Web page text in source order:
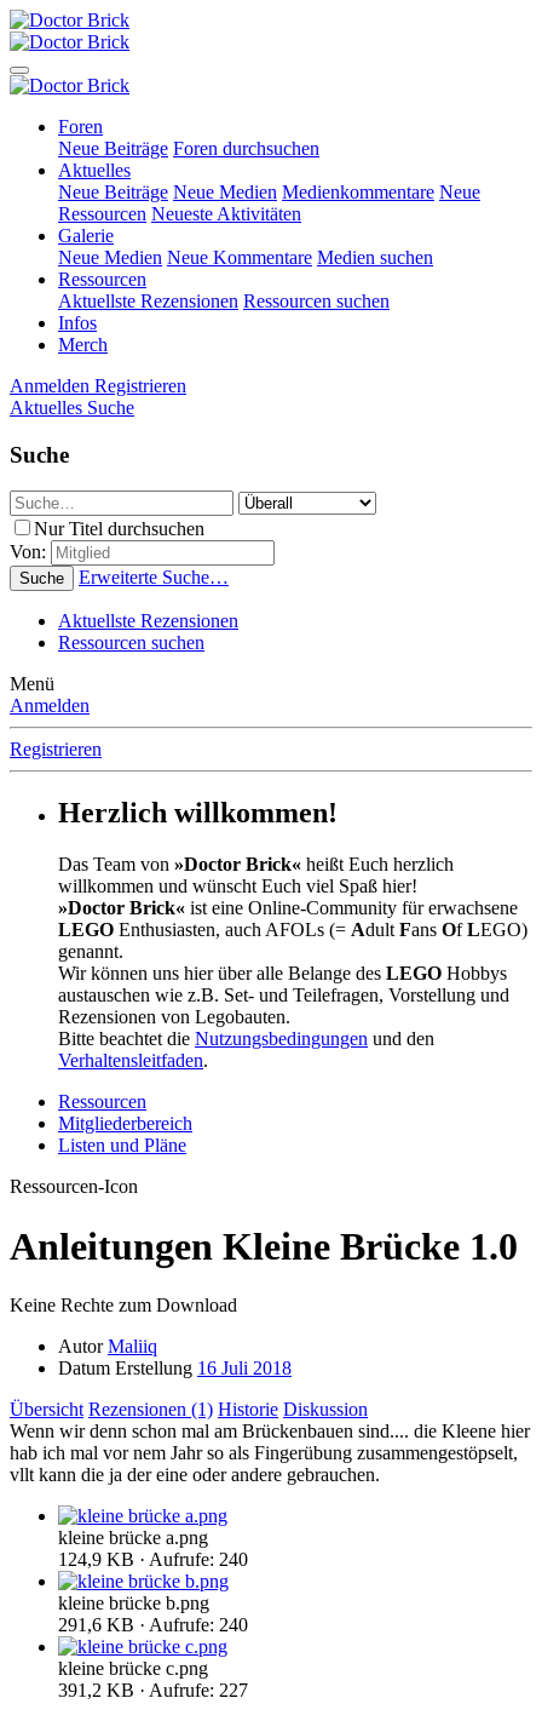
Foren
Neue Beiträge Foren durchsuchen
Aktuelles
Neue Beiträge Neue Medien Medienkommentare Neue
Ressourcen Neueste Aktivitäten
Galerie
Neue Medien Neue Kommentare Medien suchen
Ressourcen
Aktuellste Rezensionen Ressourcen suchen
Infos
Merch
Anmelden Registrieren
Aktuelles Suche
Suche
Nur Titel durchsuchen
Von:
Suche Erweiterte Suche…
Aktuellste Rezensionen
Ressourcen suchen
Menü
Anmelden
Registrieren
Herzlich willkommen!
Das Team von »Doctor Brick« heißt Euch herzlich
willkommen und wünscht Euch viel Spaß hier!
»Doctor Brick« ist eine Online-Community für erwachsene
LEGO Enthusiasten, auch AFOLs (= Adult Fans OfLEGO)
genannt.
Wir können uns hier über alle Belange des LEGO Hobbys
austauschen wie z.B. Set- und Teilefragen, Vorstellung und
Rezensionen von Legobauten.
Bitte beachtet die Nutzungsbedingungen und den
Verhaltensleitfaden.
Ressourcen
Mitgliederbereich
Listen und Pläne
Ressourcen-Icon
Anleitungen Kleine Brücke 1.0
Keine Rechte zum Download
Autor Maliiq
Datum Erstellung 16 Juli 2018
Übersicht Rezensionen (1) Historie Diskussion
Wenn wir denn schon mal am Brückenbauen sind.... die Kleene hier
hab ich mal vor nem Jahr so als Fingerübung zusammengestöpselt,
vllt kann die ja der eine oder andere gebrauchen.
kleine brücke a.png
124,9 KB · Aufrufe: 240
kleine brücke b.png
291,6 KB · Aufrufe: 240
kleine brücke c.png
391,2 KB · Aufrufe: 227